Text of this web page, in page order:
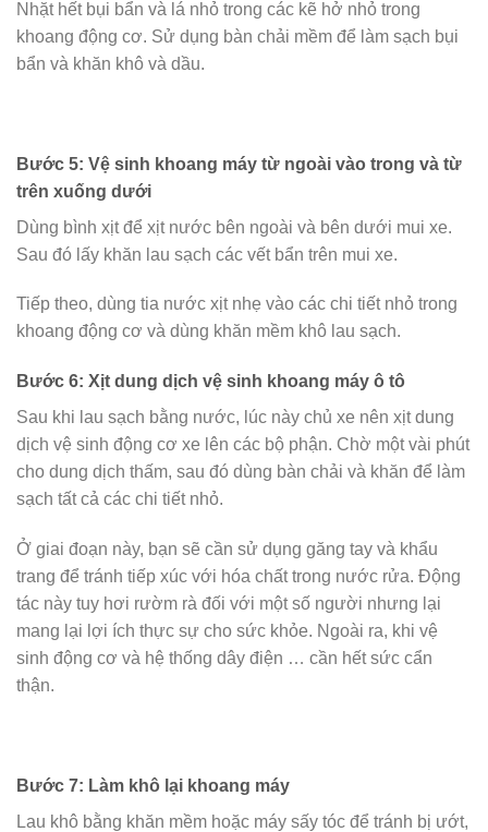
Nhặt hết bụi bẩn và lá nhỏ trong các kẽ hở nhỏ trong
khoang động cơ. Sử dụng bàn chải mềm để làm sạch bụi
bẩn và khăn khô và dầu.
Bước 5: Vệ sinh khoang máy từ ngoài vào trong và từ
trên xuống dưới
Dùng bình xịt để xịt nước bên ngoài và bên dưới mui xe.
Sau đó lấy khăn lau sạch các vết bẩn trên mui xe.
Tiếp theo, dùng tia nước xịt nhẹ vào các chi tiết nhỏ trong
khoang động cơ và dùng khăn mềm khô lau sạch.
Bước 6: Xịt dung dịch vệ sinh khoang máy ô tô
Sau khi lau sạch bằng nước, lúc này chủ xe nên xịt dung
dịch vệ sinh động cơ xe lên các bộ phận. Chờ một vài phút
cho dung dịch thấm, sau đó dùng bàn chải và khăn để làm
sạch tất cả các chi tiết nhỏ.
Ở giai đoạn này, bạn sẽ cần sử dụng găng tay và khẩu
trang để tránh tiếp xúc với hóa chất trong nước rửa. Động
tác này tuy hơi rườm rà đối với một số người nhưng lại
mang lại lợi ích thực sự cho sức khỏe. Ngoài ra, khi vệ
sinh động cơ và hệ thống dây điện … cần hết sức cẩn
thận.
Bước 7: Làm khô lại khoang máy
Lau khô bằng khăn mềm hoặc máy sấy tóc để tránh bị ướt,